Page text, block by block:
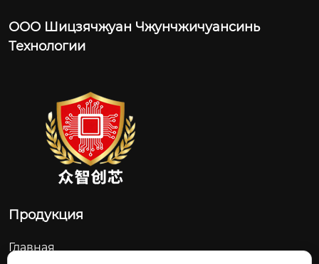
ООО Шицзячжуан Чжунчжичуансинь
Технологии
Продукция
Главная